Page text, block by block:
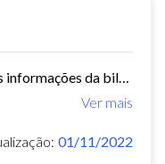
Ver mais
01/11/2022